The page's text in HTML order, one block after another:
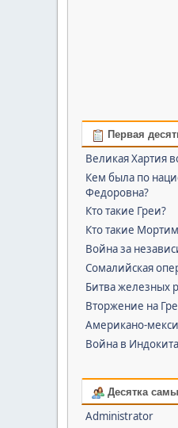
Первая
Великая Хартия
Кем была по
Федоровна?
Кто такие Греи?
Кто такие
Война за
Сомалийская
Битва железных
Вторжение на
Американо-
Война в
Десятка
Administrator